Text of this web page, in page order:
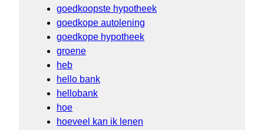
goedkoopste hypotheek
goedkope autolening
goedkope hypotheek
groene
heb
hello bank
hellobank
hoe
hoeveel kan ik lenen